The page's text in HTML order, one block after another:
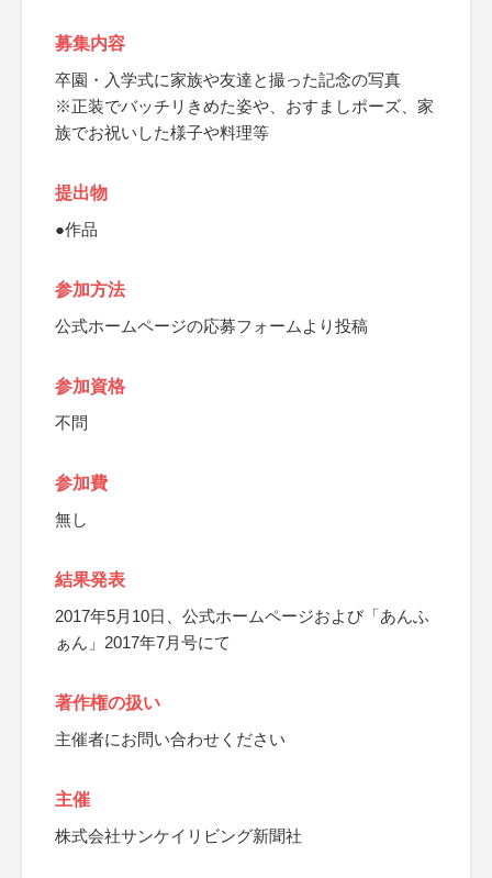
募集内容
卒園・入学式に家族や友達と撮った記念の写真
※正装でバッチリきめた姿や、おすましポーズ、家
族でお祝いした様子や料理等
提出物
●作品
参加方法
公式ホームページの応募フォームより投稿
参加資格
不問
参加費
無し
結果発表
2017年5月10日、公式ホームページおよび「あんふ
ぁん」2017年7月号にて
著作権の扱い
主催者にお問い合わせください
主催
株式会社サンケイリビング新聞社